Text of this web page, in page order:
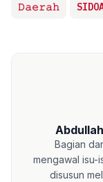
𝙳𝚊𝚎𝚛𝚊𝚑
Abdullah
Bagian
mengawal isu-
disusun